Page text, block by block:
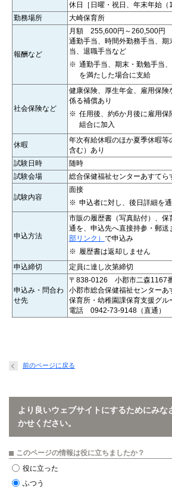
休日［日曜・祝日、年末年始（
勤務場所
大崎保育所
報酬など
月額 255,600円～260,500円
通勤手当、時間外勤務手当、期
当、退職手当など
通勤手当、期末・勤勉手当
を満たした場合に支給
社会保険など
健康保険、厚生年金、雇用保険
係る補償あり
任用後、約6か月後に雇用保
組合に加入
休暇
年次有給休暇のほか夏季休暇等
含む）あり
試験日時
随時
試験会場
総合保健福祉センターあすてら
試験内容
面接
申込者に対し、後日詳細を
申込方法
市販の履歴書（写真貼付）、保
通を、申込先へ直接持参・郵送
部リンク） で申込み
履歴書は返却しません
申込締切
定員に達し次第締切
申込み・問合わ
せ先
〒838-0126 小郡市二森1167
小郡市総合保健福祉センターあ
保育所・幼稚園課保育支援グル
電話 0942-73-9148（直通）
前のページに戻る
より良いウェブサイトにするためにみな
かせください。
このページの情報は役に立ちましたか？
役に立った
ふつう